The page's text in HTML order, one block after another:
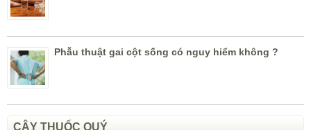
Phẫu thuật gai cột sống có nguy hiểm không ?
CÂY THUỐC QUÝ